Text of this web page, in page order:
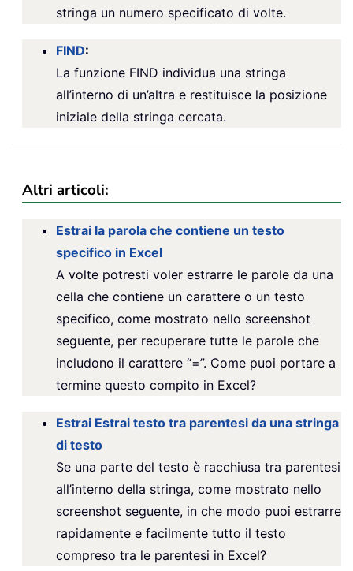
stringa un numero specificato di volte.
FIND:
La funzione FIND individua una stringa
all’interno di un’altra e restituisce la posizione
iniziale della stringa cercata.
Altri articoli:
Estrai la parola che contiene un testo
specifico in Excel
A volte potresti voler estrarre le parole da una
cella che contiene un carattere o un testo
specifico, come mostrato nello screenshot
seguente, per recuperare tutte le parole che
includono il carattere “=”. Come puoi portare a
termine questo compito in Excel?
Estrai Estrai testo tra parentesi da una stringa
di testo
Se una parte del testo è racchiusa tra parentesi
all’interno della stringa, come mostrato nello
screenshot seguente, in che modo puoi estrarre
rapidamente e facilmente tutto il testo
compreso tra le parentesi in Excel?